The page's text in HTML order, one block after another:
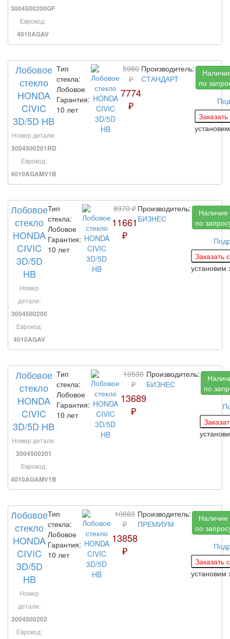
3004500200GF
Еврокод:
4010AGAV
Лобовое
стекло
HONDA
CIVIC
3D/5D HB
Номер детали:
3004500201RD
Еврокод:
4010AGAMV1B
Тип
стекла:
Лобовое
Гарантия:
10 лет
5980
₽
7774
₽
Производитель:
СТАНДАРТ
по
Лобовое
стекло
HONDA
CIVIC
3D/5D
HB
Номер
детали:
3004500200
Еврокод:
4010AGAV
Тип
стекла:
Лобовое
Гарантия:
10 лет
8970 ₽
11661
₽
Производитель:
БИЗНЕС
Наличие
по
установим
Лобовое
стекло
HONDA
CIVIC
3D/5D HB
Номер детали:
3004500201
Еврокод:
4010AGAMV1B
Тип
стекла:
Лобовое
Гарантия:
10 лет
10530
₽
13689
₽
Производитель:
БИЗНЕС
по
Лобовое
стекло
HONDA
CIVIC
3D/5D
HB
Номер
детали:
3004500202
Еврокод:
Тип
стекла:
Лобовое
Гарантия:
10 лет
10660
₽
13858
₽
Производитель:
ПРЕМИУМ
Наличие
по
установим